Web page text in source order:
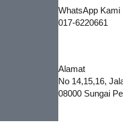
WhatsApp Kami
017-6220661
Alamat
No 14,15,16,
08000 Sungai